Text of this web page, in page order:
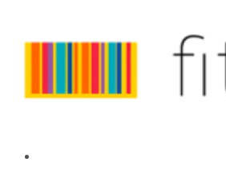
сайт о метаболизме и
Primary